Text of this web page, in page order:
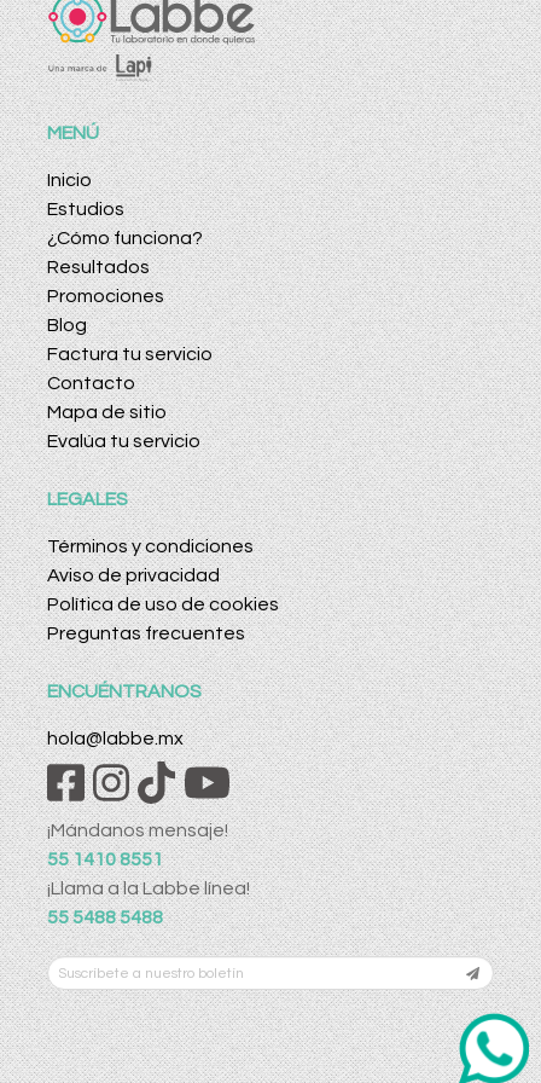
MENÚ
Inicio
Estudios
¿Cómo funciona?
Resultados
Promociones
Blog
Factura tu servicio
Contacto
Mapa de sitio
Evalúa tu servicio
LEGALES
Términos y condiciones
Aviso de privacidad
Política de uso de cookies
Preguntas frecuentes
ENCUÉNTRANOS
hola@labbe.mx
¡Mándanos mensaje!
55 1410 8551
¡Llama a la Labbe línea!
55 5488 5488